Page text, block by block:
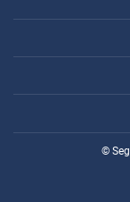
©